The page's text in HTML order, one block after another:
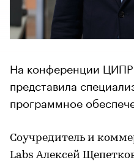
На конференции
представила
программное
Соучредитель и
Labs Алексей